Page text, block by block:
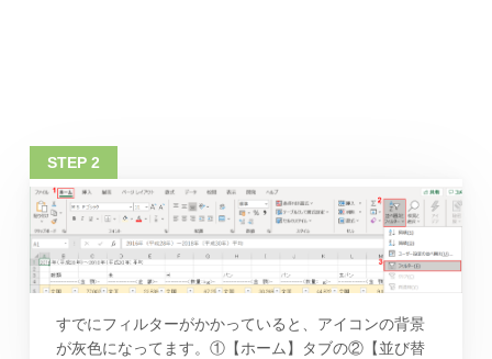
すでにフィルターがかかっていると、アイコンの背景
が灰色になってます。①【ホーム】タブの②【並び替